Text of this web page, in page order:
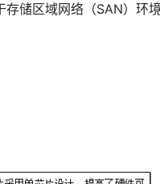
储区域网络（SAN）环